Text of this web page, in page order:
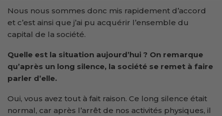
Nous nous sommes donc mis rapidement d’accord
et c’est ainsi que j’ai pu acquérir l’ensemble du
capital de la société.
Quelle est la situation aujourd’hui ? On remarque
qu’après un long silence, la société se remet à faire
parler d’elle.
Oui, vous avez tout à fait raison. Ce long silence était
normal, car après l’arrêt de nos activités physiques, il